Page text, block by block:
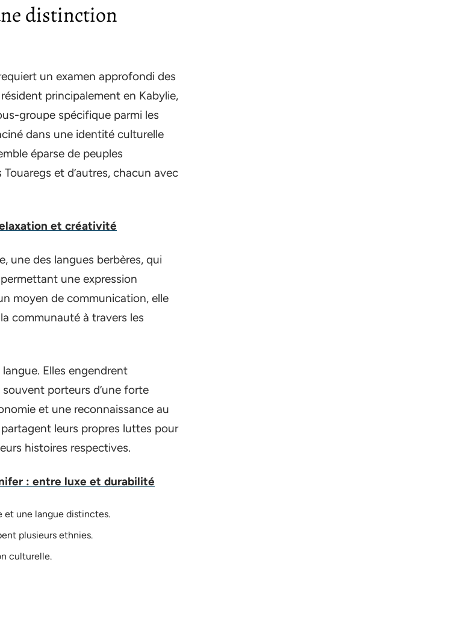
distinction
un examen approfondi des
principalement en Kabylie,
groupe spécifique parmi les
dans une identité culturelle
éparse de peuples
et d’autres, chacun avec
et créativité
une des langues berbères, qui
une expression
moyen de communication, elle
communauté à travers les
Elles engendrent
porteurs d’une forte
et une reconnaissance au
leurs propres luttes pour
histoires respectives.
: entre luxe et durabilité
et une langue distinctes.
plusieurs ethnies.
culturelle.